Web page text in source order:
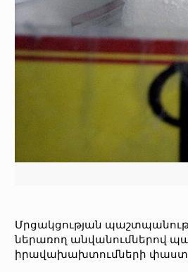
Մրցակցության
ներառող անվանումներով
իրավախախտումների փաստը